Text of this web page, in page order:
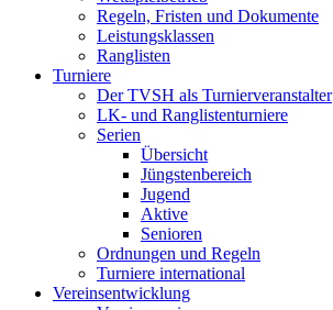
Regeln, Fristen und Dokumente
Leistungsklassen
Ranglisten
Turniere
Der TVSH als Turnierveranstalter
LK- und Ranglistenturniere
Serien
Übersicht
Jüngstenbereich
Jugend
Aktive
Senioren
Ordnungen und Regeln
Turniere international
Vereinsentwicklung